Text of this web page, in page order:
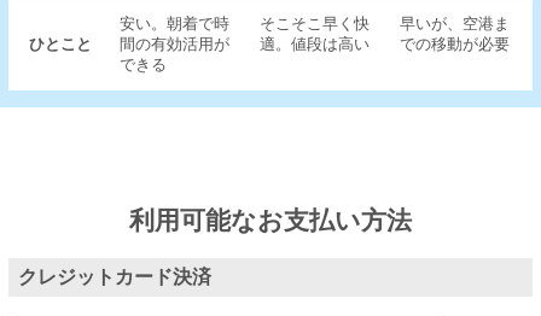
ひとこと
安い。朝着で時
間の有効活用が
できる
そこそこ早く快
適。値段は高い
早いが、空港ま
での移動が必要
利用可能なお支払い方法
クレジットカード決済